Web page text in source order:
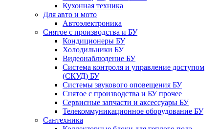
Кухонная техника
Для авто и мото
Автоэлектроника
Снятое с производства и БУ
Кондиционеры БУ
Холодильники БУ
Видеонаблюдение БУ
Система контроля и управление доступом
(СКУД) БУ
Системы звукового оповещения БУ
Снятое с производства и БУ прочее
Сервисные запчасти и аксессуары БУ
Телекоммуникационное оборудование БУ
Сантехника